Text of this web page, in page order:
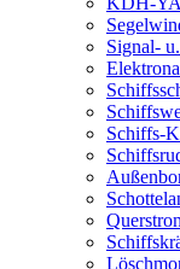
Signal-
Schiffs-